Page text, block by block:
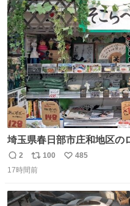
ト
数
数
埼玉県春日部市庄和地区の
る。どこまで売り物でどこ
の店内には埼玉自虐習字が
どわあ～な謎パンなどなん
返
信
2
リ
ポ
ト
100
い
数
485
17時間前